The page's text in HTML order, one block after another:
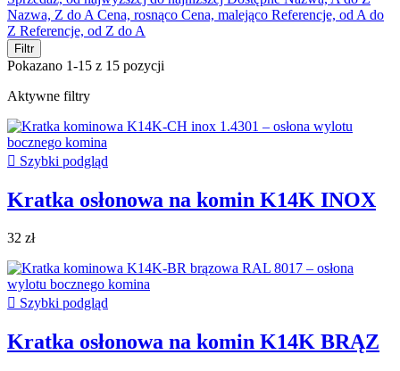
Nazwa, Z do ACena, rosnąco Cena, malejąco Referencje, od A do
Z Referencje, od Z do A
Filtr
Pokazano 1-15 z 15 pozycji
Aktywne filtry
 Szybki podgląd
Kratka osłonowa na komin K14K INOX
32 zł
 Szybki podgląd
Kratka osłonowa na komin K14K BRĄZ